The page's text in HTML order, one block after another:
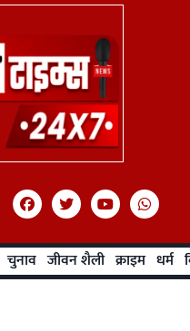
चुनाव जीवन शैली क्राइम धर्म